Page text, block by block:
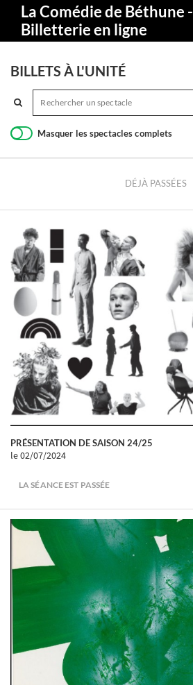
La Comédie de Béthune -
Billetterie en ligne
BILLETS À L'UNITÉ
Masquer les spectacles complets
DÉJÀ PASSÉES
PRÉSENTATION DE SAISON 24/25
le 02/07/2024
LA SÉANCE EST PASSÉE